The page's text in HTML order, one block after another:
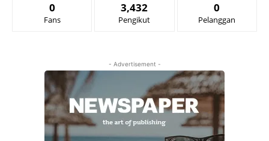
0
Fans
3,432
Pengikut
0
Pelanggan
- Advertisement -